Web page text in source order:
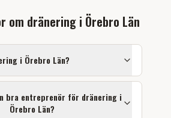
om dräneringi Örebro Län
i Örebro Län?
bra entreprenör för dräneringi
Örebro Län?